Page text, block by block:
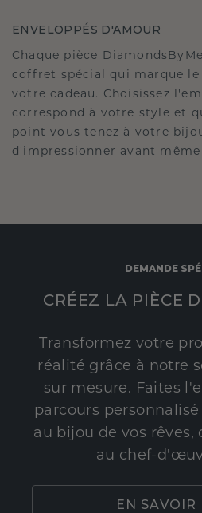
ENVELOPPÉS D'AMOUR
Chaque pièce
coffret spécial qui marque
votre cadeau. Choisissez
correspond à votre style et
point vous tenez à votre
d'impressionner avant
DEMANDE
CRÉEZ LA PIÈCE
Transformez votre
réalité grâce à notre
sur mesure. Faites
parcours
au bijou de vos rêves,
au chef-
EN SAVOIR